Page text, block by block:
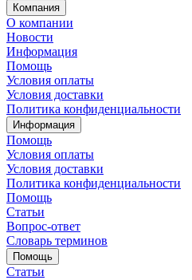
Компания
О компании
Новости
Информация
Помощь
Условия оплаты
Условия доставки
Политика конфиденциальности
Информация
Помощь
Условия оплаты
Условия доставки
Политика конфиденциальности
Помощь
Статьи
Вопрос-ответ
Словарь терминов
Помощь
Статьи